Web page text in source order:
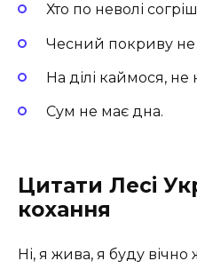
Хто по неволі
Чесний покриву не
На ділі каймося, не
Сум не має дна.
Цитати Лесі
кохання
Ні, я жива, я буду